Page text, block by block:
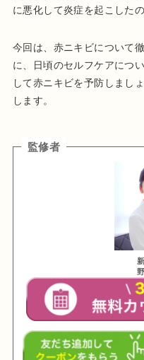
に悪化して炎症を起こした
今回は、赤ニキビについて
に、日頃のセルフケアにつ
して赤ニキビを予防しまし
します。
監修者